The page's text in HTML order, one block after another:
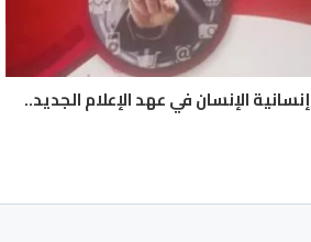
إنسانية الإنسان في عهد الإعلام الجديد..